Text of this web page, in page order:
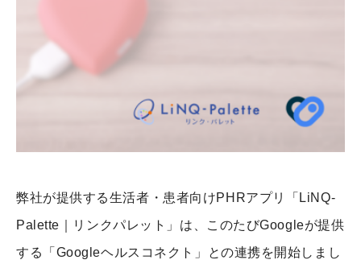
弊社が提供する生活者・患者向けPHRアプリ「LiNQ-
Palette｜リンクパレット」は、このたびGoogleが提供
する「Googleヘルスコネクト」との連携を開始しまし